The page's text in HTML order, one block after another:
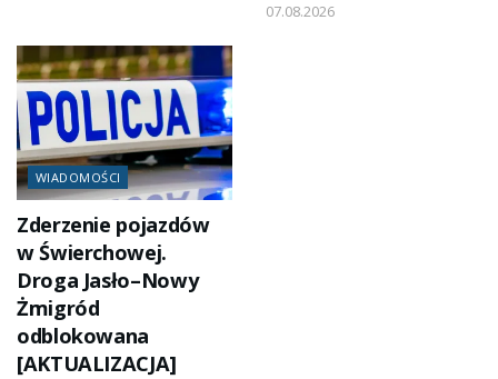
07.08.2026
WIADOMOŚCI
Zderzenie pojazdów
w Świerchowej.
Droga Jasło–Nowy
Żmigród
odblokowana
[AKTUALIZACJA]